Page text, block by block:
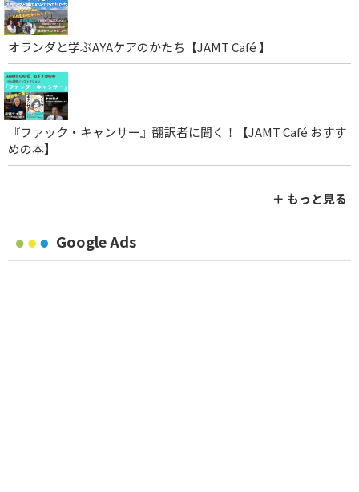
オランダと学ぶAYAケアのかたち【JAMT Café 】
『ファック・キャンサー』翻訳者に聞く！【JAMT Café おすす
めの本】
＋ もっと見る
Google Ads